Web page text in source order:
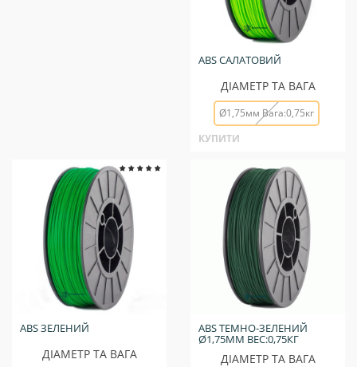
ABS САЛАТОВИЙ
ДІАМЕТР ТА ВАГА
Ø1,75мм Вага:0,75кг
КУПИТИ
ABS ЗЕЛЕНИЙ
ДІАМЕТР ТА ВАГА
ABS ТЕМНО-ЗЕЛЕНИЙ
Ø1,75ММ ВЕС:0,75КГ
ДІАМЕТР ТА ВАГА